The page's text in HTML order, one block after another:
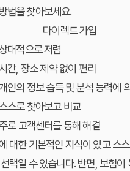
법을 찾아보세요.
다이렉트 가입
상대적으로 저렴
간, 장소 제약 없이 편리
인의 정보 습득 및 분석 능력에
스스로 찾아보고 비교
주로 고객센터를 통해 해결
대한 기본적인 지식이 있고 스
택일 수 있습니다. 반면, 보험